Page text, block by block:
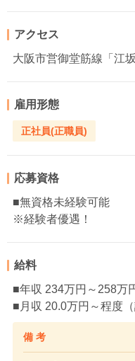
アクセス
大阪市営御堂筋線「江
雇用形態
正社員(正職員)
応募資格
■無資格未経験可能
※経験者優遇！
給料
■年収 234万円～258万
■月収 20.0万円～程度（
備 考